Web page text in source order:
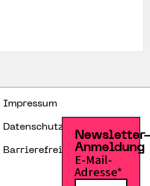
Impressum
Datenschutzerklärung
Barrierefreiheitserklärung
Anmeldung
E-Mail-
Adresse*